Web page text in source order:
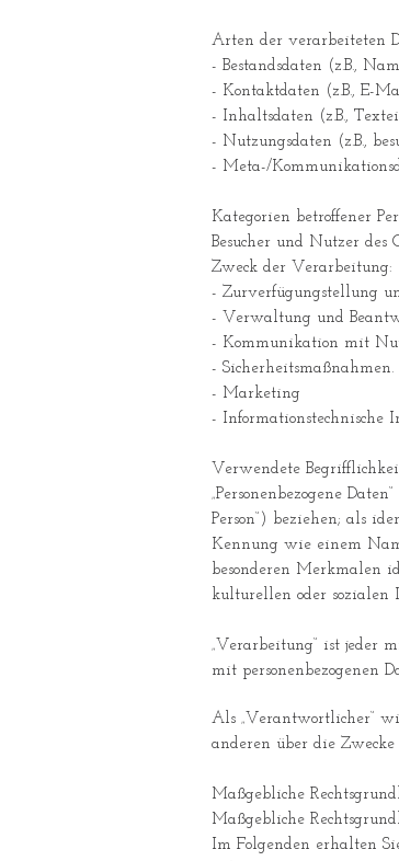
Arten der verarbeiteten
- Bestandsdaten (z.B.,
- Kontaktdaten (z.B., E-
- Inhaltsdaten (z.B.,
- Nutzungsdaten (z.B.,
- Meta-/
Kategorien betroffener
Besucher und Nutzer des
Zweck der Verarbeitung:
- Zurverfügungstellung
- Verwaltung und
- Kommunikation mit
- Sicherheitsmaßnahmen.
- Marketing
- Informationstechnische
Verwendete
„Personenbezogene
Person“) beziehen; als
Kennung wie einem
besonderen Merkmalen
kulturellen oder sozialen
„Verarbeitung“ ist jeder
mit personenbezogenen
Als „Verantwortlicher“
anderen über die
Maßgebliche
Maßgebliche
Im Folgenden erhalten